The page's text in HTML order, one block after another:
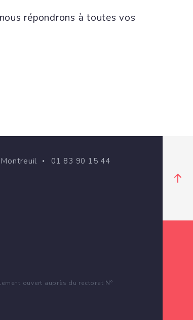
répondrons à toutes vos
01 83 90 15 44
ouvert auprès du rectorat N°